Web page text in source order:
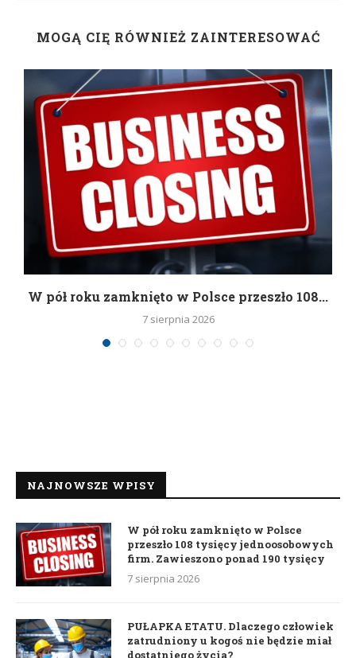
MOGĄ CIĘ RÓWNIEŻ ZAINTERESOWAĆ
W pół roku zamknięto w Polsce przeszło 108...
7 sierpnia 2026
NAJNOWSZE WPISY
W pół roku zamknięto w Polsce
przeszło 108 tysięcy jednoosobowych
firm. Zawieszono ponad 190 tysięcy
7 sierpnia 2026
PUŁAPKA ETATU. Dlaczego człowiek
zatrudniony u kogoś nie będzie miał
dostatniego życia?